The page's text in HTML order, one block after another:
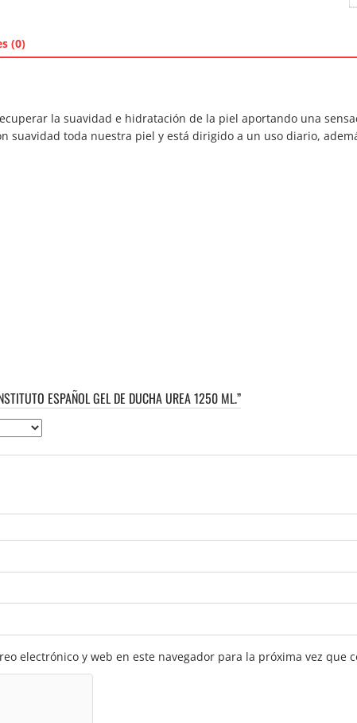
(0)
la suavidad e hidratación de la piel aportando una
suavidad toda nuestra piel y está dirigido a un uso diario,
ESPAÑOL GEL DE DUCHA UREA 1250 ML.”
electrónico y web en este navegador para la próxima vez que